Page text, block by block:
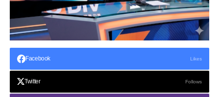
Facebook Likes
Twitter Follows